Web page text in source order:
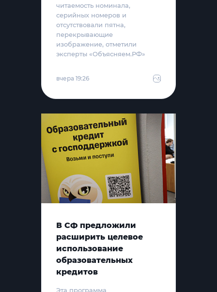
читаемость номинала,
серийных номеров и
отсутствовали пятна,
перекрывающие
изображение, отметили
эксперты «Объясняем.РФ»
вчера 19:26
В СФ предложили
расширить целевое
использование
образовательных
кредитов
Эта программа